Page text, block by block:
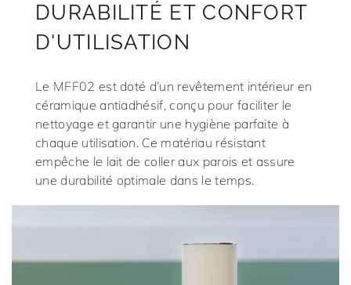
DURABILITÉ ET CONFORT
D'UTILISATION
Le MFF02 est doté d’un revêtement intérieur en
céramique antiadhésif, conçu pour faciliter le
nettoyage et garantir une hygiène parfaite à
chaque utilisation. Ce matériau résistant
empêche le lait de coller aux parois et assure
une durabilité optimale dans le temps.